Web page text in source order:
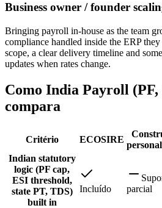
Business owner / founder
Bringing payroll in-house as the team
compliance handled inside the ERP
scope, a clear delivery timeline and
updates when rates change.
Como India Payroll (PF,
compara
Critério ECOSIRE
Indian statutory
logic (PF cap,
ESI threshold,
state PT, TDS)
built in
Incluído
parcial